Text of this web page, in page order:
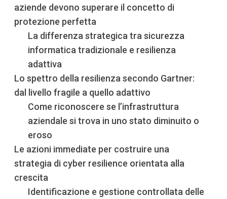
aziende devono superare il concetto di
protezione perfetta
La differenza strategica tra sicurezza
informatica tradizionale e resilienza
adattiva
Lo spettro della resilienza secondo Gartner:
dal livello fragile a quello adattivo
Come riconoscere se l’infrastruttura
aziendale si trova in uno stato diminuito o
eroso
Le azioni immediate per costruire una
strategia di cyber resilience orientata alla
crescita
Identificazione e gestione controllata delle